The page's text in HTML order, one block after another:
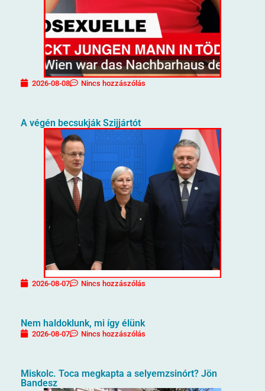
2026-08-08 Nincs hozzászólás
A végén becsukják Szijjártót
2026-08-07 Nincs hozzászólás
Nem haldoklunk, mi így élünk
2026-08-07 Nincs hozzászólás
Miskolc. Toca megkapta a selyemzsinórt? Jön
Bandesz